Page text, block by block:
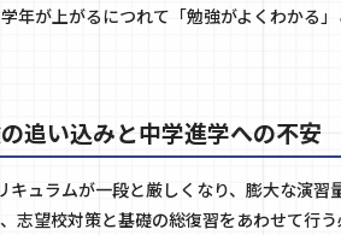
年が上がるにつれて「勉強がよくわかる
追い込みと中学進学への不安
キュラムが一段と厳しくなり、膨大な演習
志望校対策と基礎の総復習をあわせて行う